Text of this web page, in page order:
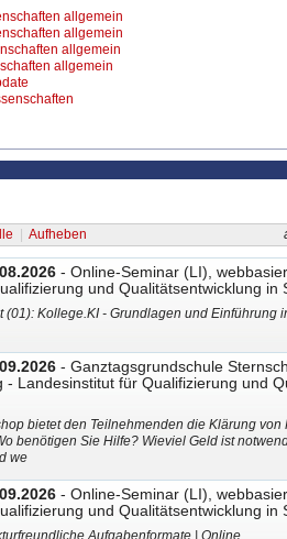
allgemein
allgemein
allgemein
allgemein
Aufheben
- Online-Seminar (LI),
und Qualitätsentwicklung in
(01): Kollege.KI - Grundlagen und
- Ganztagsgrundschule
- Landesinstitut für Qualifizierung und
bietet den Teilnehmenden die Klärung
benötigen Sie Hilfe? Wieviel Geld ist
we
- Online-Seminar (LI),
und Qualitätsentwicklung in
Aufgabenformate | Online